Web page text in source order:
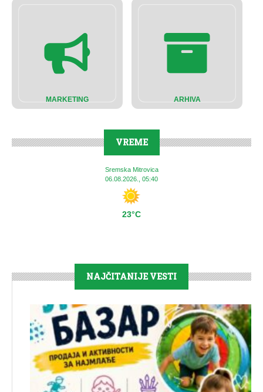
MARKETING ARHIVA
VREME
Sremska Mitrovica
06.08.2026., 05:40
23°C
NAJČITANIJE VESTI